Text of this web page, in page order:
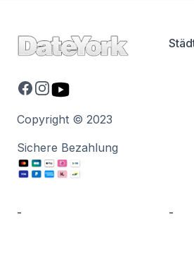
Facebook
Instagram
Youtube
Copyright © 2023
Sichere Bezahlung
- -